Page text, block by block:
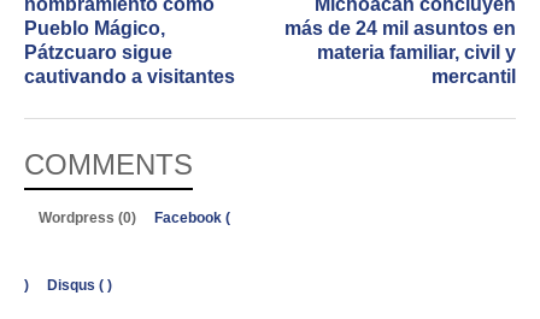
Pueblo Mágico,
Pátzcuaro sigue
cautivando a visitantes
más de 24 mil asuntos en
materia familiar, civil y
mercantil
COMMENTS
Wordpress (0) Facebook (
) Disqus ( )